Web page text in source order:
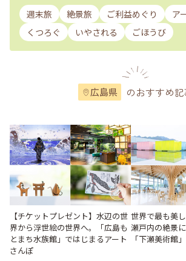
週末旅 絶景旅 ご利益めぐり
ア
くつろぐ
いやされる ごほうび
広島県 のおすすめ
【チケットプレゼント】水辺の世
界から浮世絵の世界へ。「広島も
とまち水族館」ではじまるアート
さんぽ
世界で最も美
瀬戸内の絶景
「下瀬美術館